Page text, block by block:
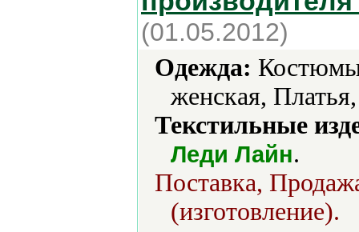
(01.05.2012)
Одежда:
женская,
Текстильные
Леди Лайн.
Поставка,
(изготовление).